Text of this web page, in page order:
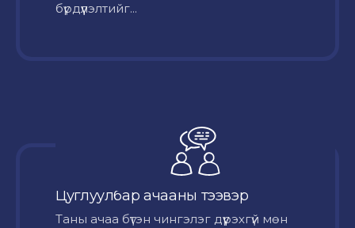
бүрдүүлэлтийг...
Цуглуулбар ачааны тээвэр
Таны ачаа бүтэн чингэлэг дүүрэхгүй мөн